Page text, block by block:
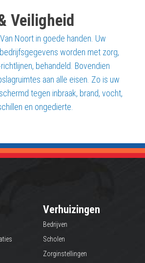
Veiligheid
Noort in goede handen. Uw
worden met zorg,
behandeld. Bovendien
aan alle eisen. Zo is uw
tegen inbraak, brand, vocht,
en ongedierte.
Verhuizingen
Bedrijven
Scholen
Zorginstellingen